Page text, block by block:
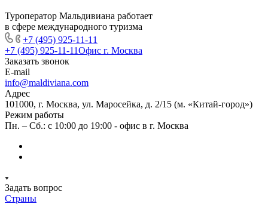
Туроператор Мальдивиана работает
в сфере международного туризма
+7 (495) 925-11-11
+7 (495) 925-11-11Офис г. Москва
Заказать звонок
E-mail
info@maldiviana.com
Адрес
101000, г. Москва, ул. Маросейка, д. 2/15 (м. «Китай-город»)
Режим работы
Пн. – Сб.: с 10:00 до 19:00 - офис в г. Москва
Задать вопрос
Страны